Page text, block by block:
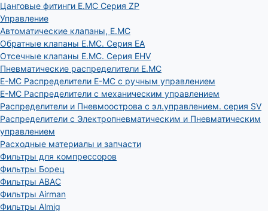
Цанговые фитинги E.MC Серия ZP
Управление
Автоматические клапаны, Е.МС
Обратные клапаны E.MC. Серия EA
Отсечные клапаны E.MC. Серия EHV
Пневматические распределители E.MC
E-MC Распределители E-MC с ручным управлением
E-MC Распределители с механическим управлением
Распределители и Пневмоострова с эл.управлением. серия SV
Распределители с Электропневматическим и Пневматическим
управлением
Расходные материалы и запчасти
Фильтры для компрессоров
Фильтры Борец
Фильтры ABAC
Фильтры Airman
Фильтры Almig